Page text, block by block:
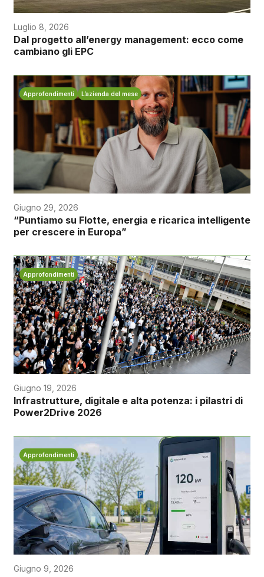
Luglio 8, 2026
Dal progetto all’energy management: ecco come
cambiano gli EPC
Approfondimenti L’azienda del mese
Giugno 29, 2026
“Puntiamo su Flotte, energia e ricarica intelligente
per crescere in Europa”
Approfondimenti
Giugno 19, 2026
Infrastrutture, digitale e alta potenza: i pilastri di
Power2Drive 2026
Approfondimenti
Giugno 9, 2026